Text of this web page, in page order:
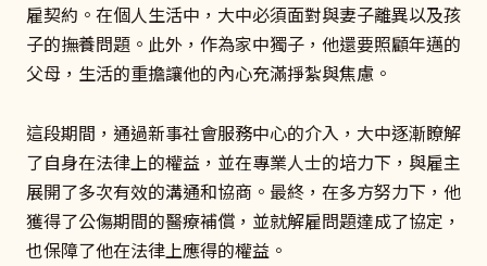
雇契約。在個人生活中，大中必須面對與妻子離異以及孩
子的撫養問題。此外，作為家中獨子，他還要照顧年邁的
父母，生活的重擔讓他的內心充滿掙紮與焦慮。
這段期間，通過新事社會服務中心的介入，大中逐漸瞭解
了自身在法律上的權益，並在專業人士的培力下，與雇主
展開了多次有效的溝通和協商。最終，在多方努力下，他
獲得了公傷期間的醫療補償，並就解雇問題達成了協定，
也保障了他在法律上應得的權益。